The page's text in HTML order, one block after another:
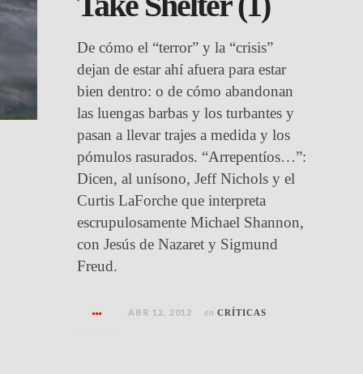
De cómo el “terror” y la “crisis”
dejan de estar ahí afuera para estar
bien dentro: o de cómo abandonan
las luengas barbas y los turbantes y
pasan a llevar trajes a medida y los
pómulos rasurados. “Arrepentíos…”:
Dicen, al unísono, Jeff Nichols y el
Curtis LaForche que interpreta
escrupulosamente Michael Shannon,
con Jesús de Nazaret y Sigmund
Freud.
ABR 12, 2012 en CRÍTICAS